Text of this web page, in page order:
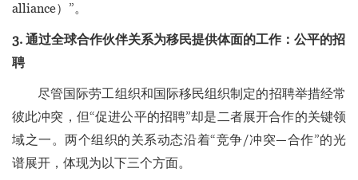
alliance）”。
3. 通过全球合作伙伴关系为移民提供体面的工作：公平的招
聘
尽管国际劳工组织和国际移民组织制定的招聘举措经常
彼此冲突，但“促进公平的招聘”却是二者展开合作的关键领
域之一。两个组织的关系动态沿着“竞争/冲突—合作”的光
谱展开，体现为以下三个方面。